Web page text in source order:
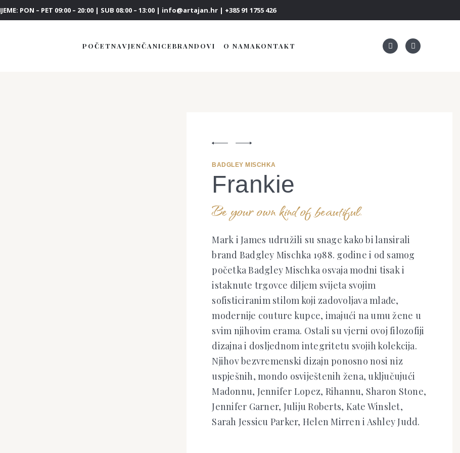
PON – PET 09:00 – 20:00 | SUB 08:00 – 13:00 | info@artajan.hr | +385 91 1755 426
POČETNAVJENČANICEBRANDOVI O NAMAKONTAKT
Frankie
Be your own kind of beautiful.
Mark i James udružili su snage kako bi lansirali
brand Badgley Mischka 1988. godine i od samog
početka Badgley Mischka osvaja modni tisak i
istaknute trgovce diljem svijeta svojim
sofisticiranim stilom koji zadovoljava mlađe,
modernije couture kupce, imajući na umu žene u
svim njihovim erama. Ostali su vjerni ovoj filozofiji
dizajna i dosljednom integritetu svojih kolekcija.
Njihov bezvremenski dizajn ponosno nosi niz
uspješnih, mondo osviještenih žena, uključujući
Madonnu, Jennifer Lopez, Rihannu, Sharon Stone,
Jennifer Garner, Juliju Roberts, Kate Winslet,
Sarah Jessicu Parker, Helen Mirren i Ashley Judd.
BADGLEY MISCHKA